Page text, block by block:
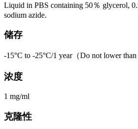
Liquid in PBS containing 50％ glycerol,
sodium azide.
储存
-15°C to -25°C/1 year（Do not lower than
浓度
1 mg/ml
克隆性